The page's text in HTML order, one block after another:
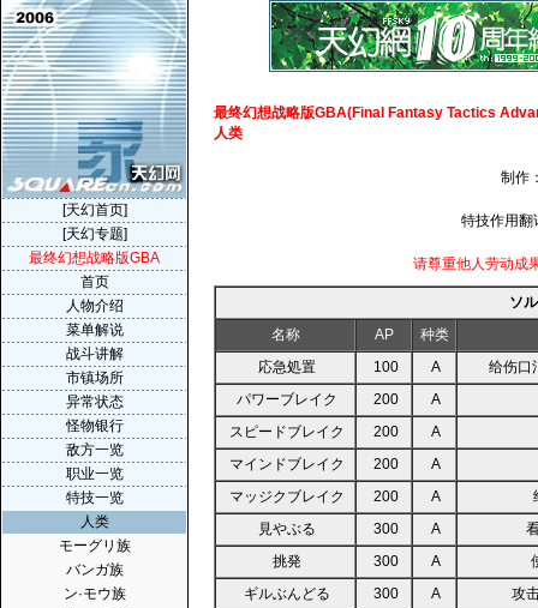
最终幻想战略版GBA(Final Fantasy Tactics
人类
制作
特技作用翻
请尊重他人劳动成
ソ
名称
AP
种类
応急処置
100 A
给伤口
パワーブレイク
200
A
スピードブレイク
200
A
マインドブレイク
200
A
マッジクブレイク
200 A
見やぶる
300 A
挑発
300 A
ギルぶんどる
300 A
攻
[天幻首页]
[天幻专题]
最终幻想战略版GBA
首页
人物介绍
菜单解说
战斗讲解
市镇场所
异常状态
怪物银行
敌方一览
职业一览
特技一览
人类
モーグリ族
バンガ族
ン·モウ族